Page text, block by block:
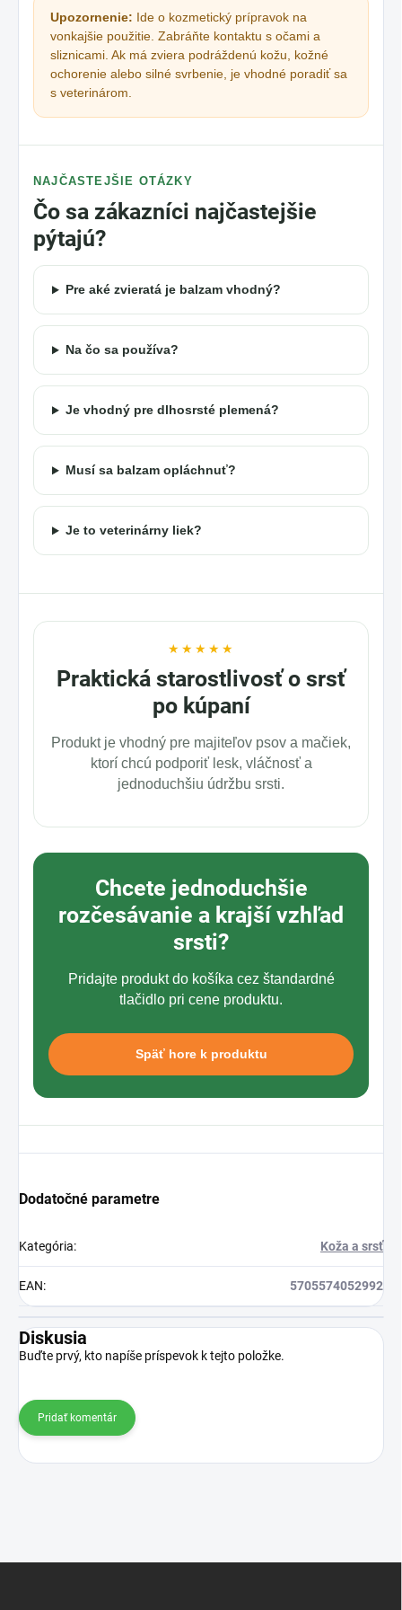
Upozornenie: Ide o kozmetický prípravok na
vonkajšie použitie. Zabráňte kontaktu s očami a
sliznicami. Ak má zviera podráždenú kožu, kožné
ochorenie alebo silné svrbenie, je vhodné poradiť sa
s veterinárom.
NAJČASTEJŠIE OTÁZKY
Čo sa zákazníci najčastejšie
pýtajú?
Pre aké zvieratá je balzam vhodný?
Na čo sa používa?
Je vhodný pre dlhosrsté plemená?
Musí sa balzam opláchnuť?
Je to veterinárny liek?
★★★★★
Praktická starostlivosť o srsť
po kúpaní
Produkt je vhodný pre majiteľov psov a mačiek,
ktorí chcú podporiť lesk, vláčnosť a
jednoduchšiu údržbu srsti.
Chcete jednoduchšie
rozčesávanie a krajší vzhľad
srsti?
Pridajte produkt do košíka cez štandardné
tlačidlo pri cene produktu.
Späť hore k produktu
Dodatočné parametre
Kategória: Koža a srsť
EAN: 5705574052992
Diskusia
Buďte prvý, kto napíše príspevok k tejto položke.
Pridať komentár